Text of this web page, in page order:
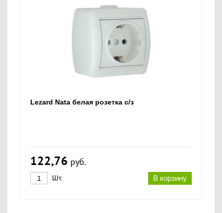
Lezard Nata белая розетка с/з
122,76 руб.
В корзину
Шт.